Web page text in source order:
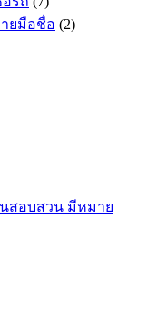
ยมือชื่อ (2)
สอบสวน มีหมาย